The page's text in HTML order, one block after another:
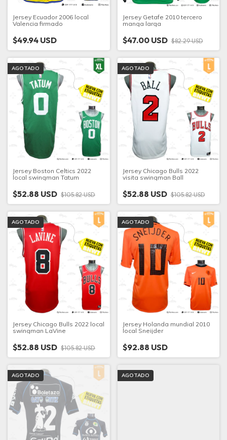
Jersey Ecuador 2006 local
Valencia firmado
$49.94 USD
Jersey Getafe 2010 tercero
manga larga
$47.00 USD $82.29 USD
AGOTADO
Jersey Boston Celtics 2022
local swingman Tatum
$52.88 USD $105.82 USD
AGOTADO
Jersey Chicago Bulls 2022
visita swingman Ball
$52.88 USD $105.82 USD
AGOTADO
Jersey Chicago Bulls 2022 local
swingman LaVine
$52.88 USD $105.82 USD
AGOTADO
Jersey Holanda mundial 2010
local Sneijder
$92.88 USD
AGOTADO AGOTADO